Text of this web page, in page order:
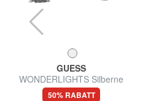
GUESS
WONDERLIGHTS Silberne
Ohrringe
50% RABATT